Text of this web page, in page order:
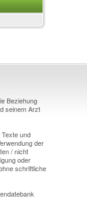
Beziehung
seinem Arzt
und
der
/ nicht
oder
schriftliche